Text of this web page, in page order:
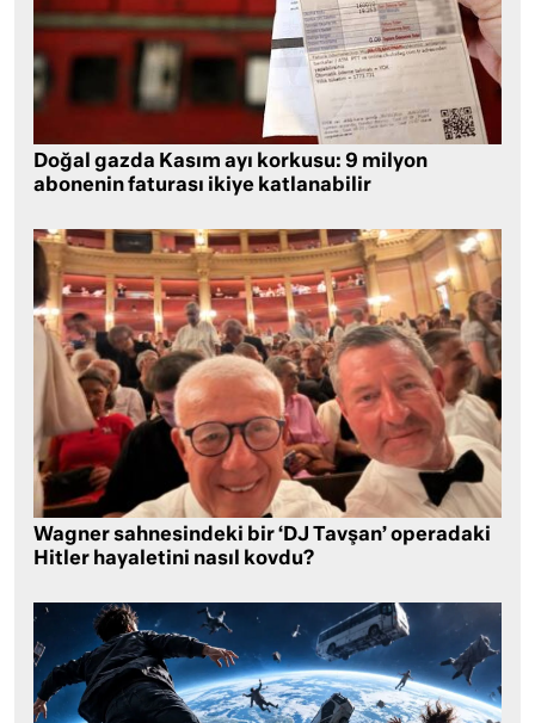
Doğal gazda Kasım ayı korkusu: 9 milyon
abonenin faturası ikiye katlanabilir
Wagner sahnesindeki bir ‘DJ Tavşan’ operadaki
Hitler hayaletini nasıl kovdu?